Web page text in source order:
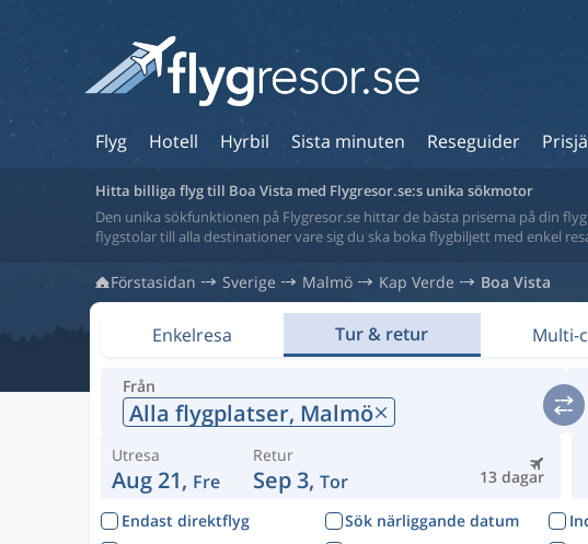
Flyg Hotell Hyrbil Sista minuten Reseguider
Hitta billiga flyg till Boa Vista med Flygresor.se:s unika sökmotor
Den unika sökfunktionen på Flygresor.se hittar de bästa priserna på din
flygstolar till alla destinationer vare sig du ska boka flygbiljett med enkel
Förstasidan Sverige Malmö Kap Verde Boa Vista
Enkelresa Tur & retur Multi-
Från
Alla flygplatser, Malmö
Utresa
Aug 21, Fre 13 dagar
Retur
Sep 3, Tor
Endast direktflyg Sök närliggande datum